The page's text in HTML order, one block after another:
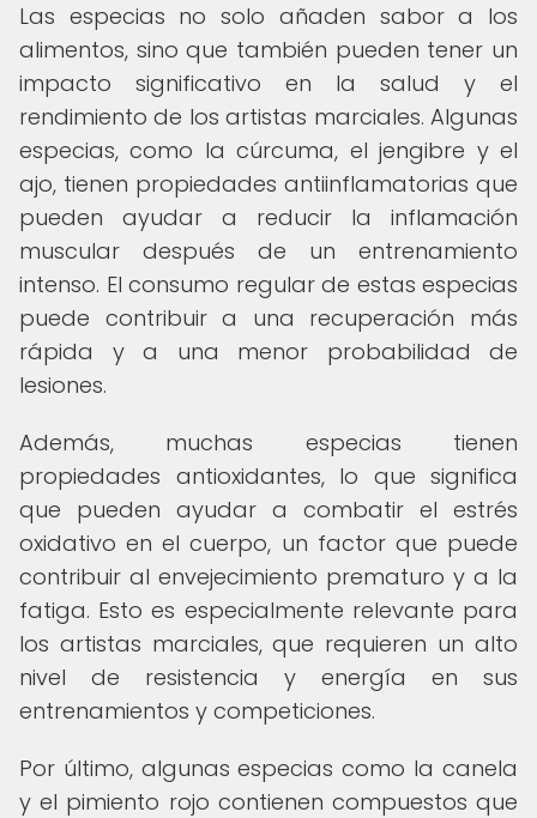
Las especias no solo añaden sabor a los
alimentos, sino que también pueden tener un
impacto significativo en la salud y el
rendimiento de los artistas marciales. Algunas
especias, como la cúrcuma, el jengibre y el
ajo, tienen propiedades antiinflamatorias que
pueden ayudar a reducir la inflamación
muscular después de un entrenamiento
intenso. El consumo regular de estas especias
puede contribuir a una recuperación más
rápida y a una menor probabilidad de
lesiones.
Además, muchas especias tienen
propiedades antioxidantes, lo que significa
que pueden ayudar a combatir el estrés
oxidativo en el cuerpo, un factor que puede
contribuir al envejecimiento prematuro y a la
fatiga. Esto es especialmente relevante para
los artistas marciales, que requieren un alto
nivel de resistencia y energía en sus
entrenamientos y competiciones.
Por último, algunas especias como la canela
y el pimiento rojo contienen compuestos que